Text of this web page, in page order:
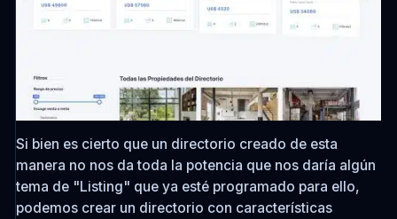
Si bien es cierto que un directorio creado de esta
manera no nos da toda la potencia que nos daría algún
tema de "Listing" que ya esté programado para ello,
podemos crear un directorio con características